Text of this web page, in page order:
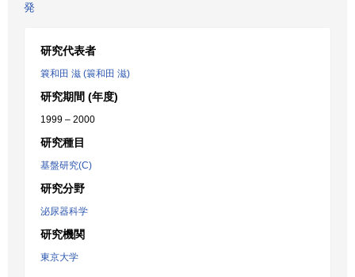
発
研究代表者
簔和田 滋 (簑和田 滋)
研究期間 (年度)
1999 – 2000
研究種目
基盤研究(C)
研究分野
泌尿器科学
研究機関
東京大学